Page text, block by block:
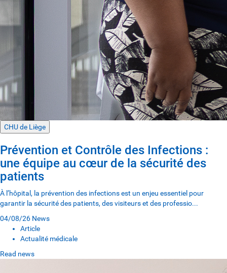
CHU de Liège
Prévention et Contrôle des Infections :
une équipe au cœur de la sécurité des
patients
À l’hôpital, la prévention des infections est un enjeu essentiel pour
garantir la sécurité des patients, des visiteurs et des professio...
04/08/26 News
Article
Actualité médicale
Read news